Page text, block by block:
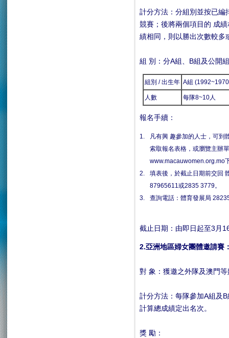
計分方法：分組別並按已編
競賽；後將兩個項目的 成
績相同，則以勝出次數較多
組 別：分A組、B組及公開
組別 / 出生年 A組
人數 每隊8~10人
報名手續：
1.
凡有興 趣參加的人士，可到
索取報名表格，或瀏覽主辦
www.macauwomen.org.mo
2.
填表後，於截止日期前交回
87965611或2835 3779。
3.
查詢電話：體育發展局
截止日期：由即日起至3月
2.亞洲地區婦女團體邀請賽
對 象：獲邀之外隊及澳門
計分方法：每隊參加A組及
計算總成績定出名次。
獎 勵：